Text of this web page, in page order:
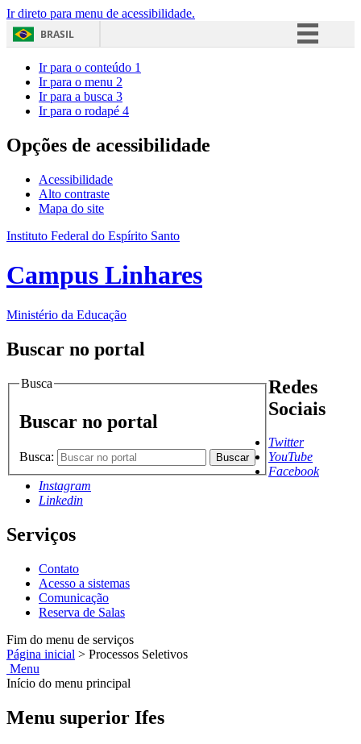
Ir direto para menu de acessibilidade.
BRASIL
Acesso à informação
Ir para o conteúdo 1
Ir para o menu 2
Ir para a busca 3
Ir para o rodapé 4
Opções de acessibilidade
Acessibilidade
Alto contraste
Mapa do site
Instituto Federal do Espírito Santo
Campus Linhares
Ministério da Educação
Buscar no portal
Busca
Buscar no portal
Busca: Buscar
Redes
Sociais
Twitter
YouTube
Facebook
Instagram
Linkedin
Serviços
Contato
Acesso a sistemas
Comunicação
Reserva de Salas
Fim do menu de serviços
Página inicial > Processos Seletivos
Menu
Início do menu principal
Menu superior Ifes